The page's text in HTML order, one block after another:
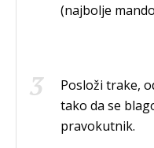
(najbolje
Posloži trake,
tako da se
pravokutnik.